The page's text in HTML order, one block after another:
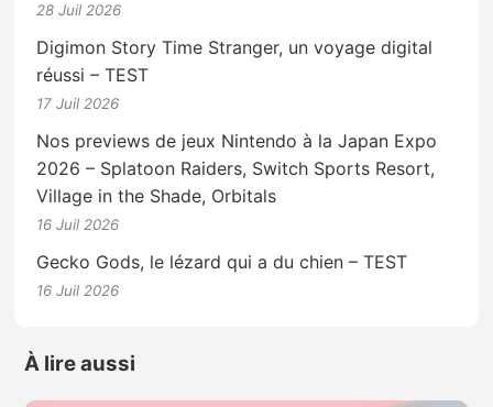
28 Juil 2026
Digimon Story Time Stranger, un voyage digital
réussi – TEST
17 Juil 2026
Nos previews de jeux Nintendo à la Japan Expo
2026 – Splatoon Raiders, Switch Sports Resort,
Village in the Shade, Orbitals
16 Juil 2026
Gecko Gods, le lézard qui a du chien – TEST
16 Juil 2026
À lire aussi